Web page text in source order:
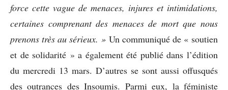
force cette vague de menaces, injures et intimidations,
certaines comprenant des menaces de mort que nous
prenons très au sérieux. » Un communiqué de « soutien
et de solidarité » a également été publié dans l’édition
du mercredi 13 mars. D’autres se sont aussi offusqués
des outrances des Insoumis. Parmi eux, la féministe